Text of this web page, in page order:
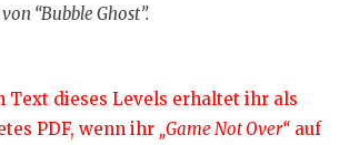
“Bubble Ghost”.
Text dieses Levels erhaltet ihr als
PDF, wenn ihr „Game Not Over“ auf